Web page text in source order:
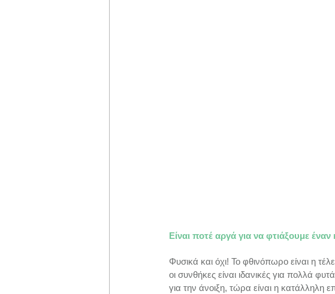
Είναι ποτέ αργά για να φτιάξουμε
Φυσικά και όχι! Το φθινόπωρο είναι η
οι συνθήκες είναι ιδανικές για πολλά
για την άνοιξη, τώρα είναι η κατάλληλη